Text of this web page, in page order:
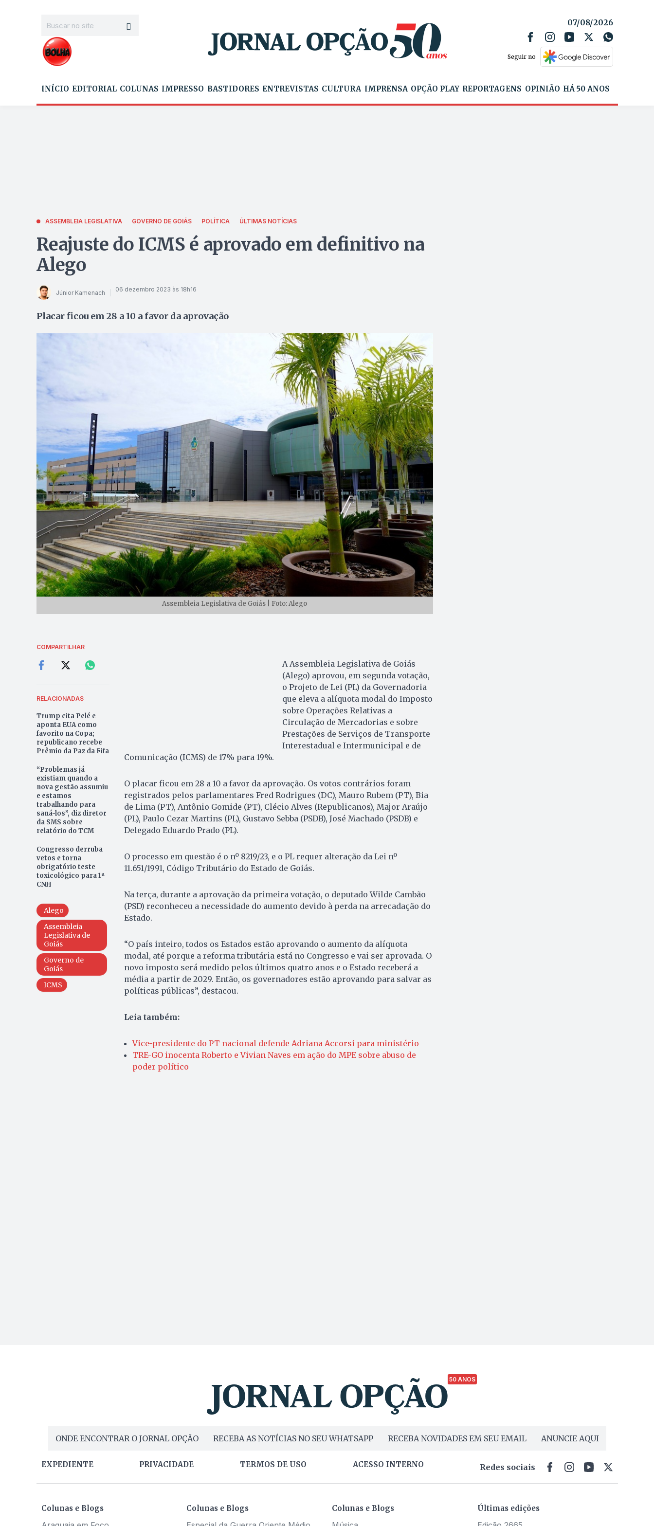
07/08/2026
Seguir no
INÍCIO EDITORIAL COLUNAS IMPRESSO BASTIDORES ENTREVISTAS CULTURA IMPRENSA OPÇÃO PLAY REPORTAGENS OPINIÃO HÁ 50 ANOS
ASSEMBLEIA LEGISLATIVA GOVERNO DE GOIÁS POLÍTICA ÚLTIMAS NOTÍCIAS
Reajuste do ICMS é aprovado em definitivo na
Alego
Júnior Kamenach 06 dezembro 2023 às 18h16
Placar ficou em 28 a 10 a favor da aprovação
Assembleia Legislativa de Goiás | Foto: Alego
COMPARTILHAR
RELACIONADAS
Trump cita Pelé e
aponta EUA como
favorito na Copa;
republicano recebe
Prêmio da Paz da Fifa
“Problemas já
existiam quando a
nova gestão assumiu
e estamos
trabalhando para
saná-los”, diz diretor
da SMS sobre
relatório do TCM
Congresso derruba
vetos e torna
obrigatório teste
toxicológico para 1ª
CNH
Alego
Assembleia
Legislativa de
Goiás
Governo de
Goiás
ICMS
A Assembleia Legislativa de Goiás
(Alego) aprovou, em segunda votação,
o Projeto de Lei (PL) da Governadoria
que eleva a alíquota modal do Imposto
sobre Operações Relativas a
Circulação de Mercadorias e sobre
Prestações de Serviços de Transporte
Interestadual e Intermunicipal e de
Comunicação (ICMS) de 17% para 19%.
O placar ficou em 28 a 10 a favor da aprovação. Os votos contrários foram
registrados pelos parlamentares Fred Rodrigues (DC), Mauro Rubem (PT), Bia
de Lima (PT), Antônio Gomide (PT), Clécio Alves (Republicanos), Major Araújo
(PL), Paulo Cezar Martins (PL), Gustavo Sebba (PSDB), José Machado (PSDB) e
Delegado Eduardo Prado (PL).
O processo em questão é o nº 8219/23, e o PL requer alteração da Lei nº
11.651/1991, Código Tributário do Estado de Goiás.
Na terça, durante a aprovação da primeira votação, o deputado Wilde Cambão
(PSD) reconheceu a necessidade do aumento devido à perda na arrecadação do
Estado.
“O país inteiro, todos os Estados estão aprovando o aumento da alíquota
modal, até porque a reforma tributária está no Congresso e vai ser aprovada. O
novo imposto será medido pelos últimos quatro anos e o Estado receberá a
média a partir de 2029. Então, os governadores estão aprovando para salvar as
políticas públicas”, destacou.
Leia também:
Vice-presidente do PT nacional defende Adriana Accorsi para ministério
TRE-GO inocenta Roberto e Vivian Naves em ação do MPE sobre abuso de
poder político
50 ANOS
ONDE ENCONTRAR O JORNAL OPÇÃO RECEBA AS NOTÍCIAS NO SEU WHATSAPP RECEBA NOVIDADES EM SEU EMAIL ANUNCIE AQUI
EXPEDIENTE PRIVACIDADE TERMOS DE USO ACESSO INTERNO Redes sociais
Colunas e Blogs Colunas e Blogs Colunas e Blogs Últimas edições